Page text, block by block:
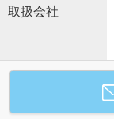
取扱会社